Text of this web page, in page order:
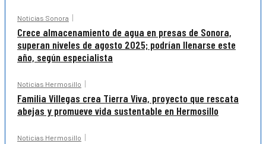
Noticias Sonora
Crece almacenamiento de agua en presas de Sonora,
superan niveles de agosto 2025; podrían llenarse este
año, según especialista
Noticias Hermosillo
Familia Villegas crea Tierra Viva, proyecto que rescata
abejas y promueve vida sustentable en Hermosillo
Noticias Hermosillo